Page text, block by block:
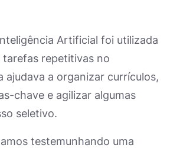
Artificial foi utilizada
repetitivas no
ajudava a organizar currículos,
chave e agilizar algumas
seletivo.
testemunhando uma